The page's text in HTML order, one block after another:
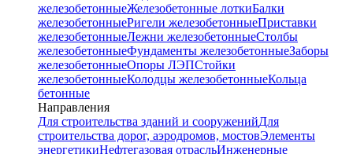
железобетонныеЖелезобетонные лоткиБалки
железобетонныеРигели железобетонныеПриставки
железобетонныеЛежни железобетонныеСтолбы
железобетонныеФундаменты железобетонныеЗаборы
железобетонныеОпоры ЛЭПСтойки
железобетонныеКолодцы железобетонныеКольца
бетонные
Направления
Для строительства зданий и сооруженийДля
строительства дорог, аэродромов, мостовЭлементы
энергетикиНефтегазовая отрасльИнженерные